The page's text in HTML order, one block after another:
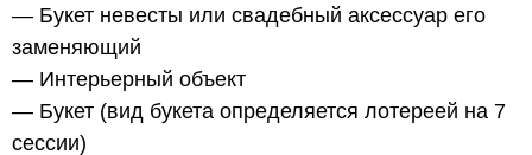
— Букет невесты или свадебный аксессуар его
заменяющий
— Интерьерный объект
— Букет (вид букета определяется лотереей на 7
сессии)